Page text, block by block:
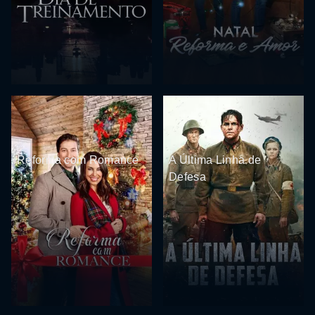
Reforma com Romance
A Última Linha de
Defesa